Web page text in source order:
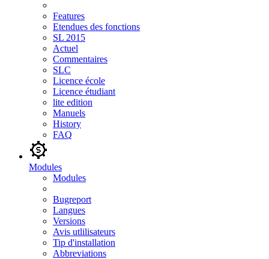
Features
Etendues des fonctions
SL 2015
Actuel
Commentaires
SLC
Licence école
Licence étudiant
lite edition
Manuels
History
FAQ
Modules
Modules
Bugreport
Langues
Versions
Avis utlilisateurs
Tip d'installation
Abbreviations